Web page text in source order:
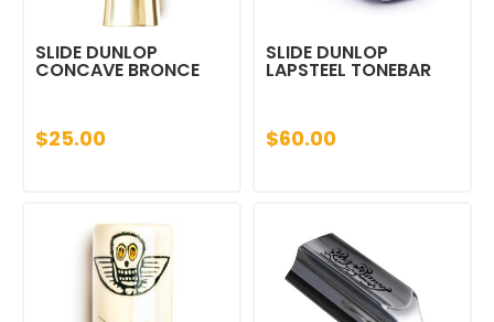
SLIDE DUNLOP
CONCAVE BRONCE
$25.00
SLIDE DUNLOP
LAPSTEEL TONEBAR
$60.00